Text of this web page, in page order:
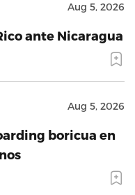
Aug 5, 2026
ante Nicaragua
Aug 5, 2026
boricua en